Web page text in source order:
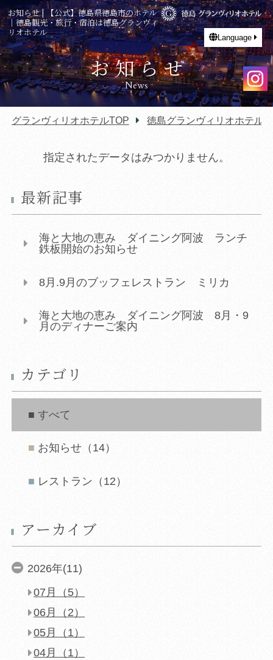
お知らせ | 【公式】徳島県徳島市のホテル
｜徳島観光・旅行・宿泊は徳島グランヴィ
リオホテル
お知らせ
News
Language
グランヴィリオホテルTOP 徳島グランヴィリオホテル
指定されたデータはみつかりません。
最新記事
海と大地の恵み ダイニング阿波 ランチ
鉄板開始のお知らせ
8月.9月のブッフェレストラン ミリカ
海と大地の恵み ダイニング阿波 8月・9
月のディナーご案内
カテゴリ
すべて
お知らせ（14）
レストラン（12）
アーカイブ
2026年(11)
07月（5）
06月（2）
05月（1）
04月（1）